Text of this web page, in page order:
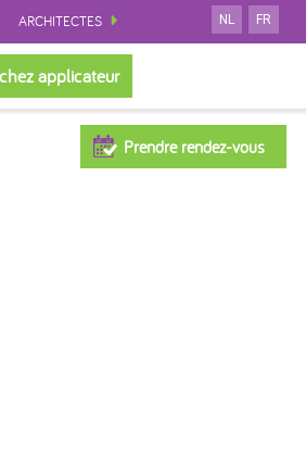
ARCHITECTES NL FR
applicateur
Prendre rendez-vous